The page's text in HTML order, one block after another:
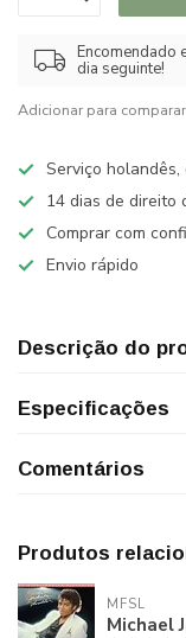
Encomendado
dia seguinte!
Adicionar para comparar
Serviço
14 dias de direito
Comprar com
Envio rápido
Descrição do
Especificações
Comentários
Produtos
MFSL
Michael